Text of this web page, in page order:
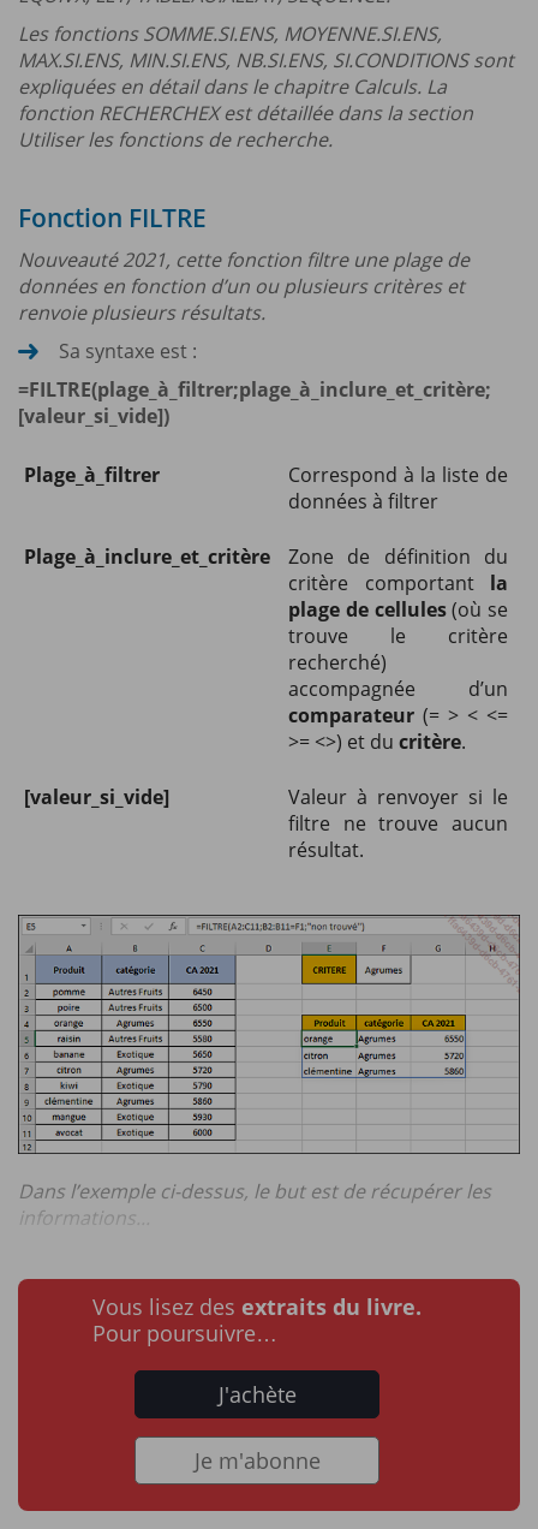
Les fonctions SOMME.SI.ENS, MOYENNE.SI.ENS,
MAX.SI.ENS, MIN.SI.ENS, NB.SI.ENS, SI.CONDITIONS sont
expliquées en détail dans le chapitre Calculs. La
fonction RECHERCHEX est détaillée dans la section
Utiliser les fonctions de recherche.
Fonction FILTRE
Nouveauté 2021, cette fonction filtre une plage de
données en fonction d’un ou plusieurs critères et
renvoie plusieurs résultats.
Sa syntaxe est :
=FILTRE(plage_à_filtrer;plage_à_inclure_et_critère;
[valeur_si_vide])
Plage_à_filtrer
Correspond à la liste de
données à filtrer
Plage_à_inclure_et_critère
Zone de définition du
critère comportant la
plage de cellules(où se
trouve le critère
recherché)
accompagnée d’un
comparateur (= > < <=
>= <>) et du critère.
[valeur_si_vide]
Valeur à renvoyer si le
filtre ne trouve aucun
résultat.
Dans l’exemple ci-dessus, le but est de récupérer les
informations...
Vous lisez des extraits du livre.
Pour poursuivre…
J'achète
Je m'abonne